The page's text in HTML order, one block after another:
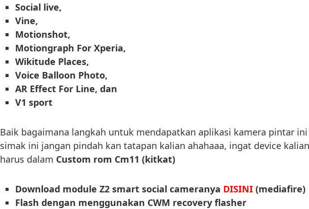
Social live,
Vine,
Motionshot,
Motiongraph For Xperia,
Wikitude Places,
Voice Balloon Photo,
AR Effect For Line, dan
V1 sport
Baik bagaimana langkah untuk mendapatkan aplikasi kamera pintar ini
simak ini jangan pindah kan tatapan kalian ahahaaa, ingat device kalian
harus dalam Custom rom Cm11 (kitkat)
Download module Z2 smart social cameranya DISINI (mediafire)
Flash dengan menggunakan CWM recovery flasher